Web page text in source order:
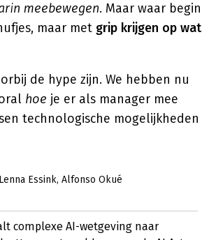
meebewegen. Maar waar begin
maar met grip krijgen op wat
de hype zijn. We hebben nu
hoe je er als manager mee
technologische mogelijkheden
Lenna Essink Alfonso Okué
complexe AI-wetgeving naar